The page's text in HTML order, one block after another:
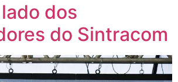
dos
do Sintracom